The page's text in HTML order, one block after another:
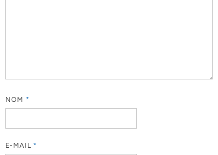
NOM *
E-MAIL *